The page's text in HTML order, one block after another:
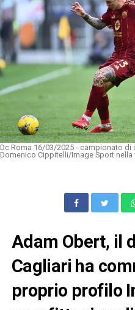
Dc Roma 16/03/2025 - campionato
Domenico Cippitelli/Image Sport
Adam Obert, il
Cagliari ha
proprio profilo